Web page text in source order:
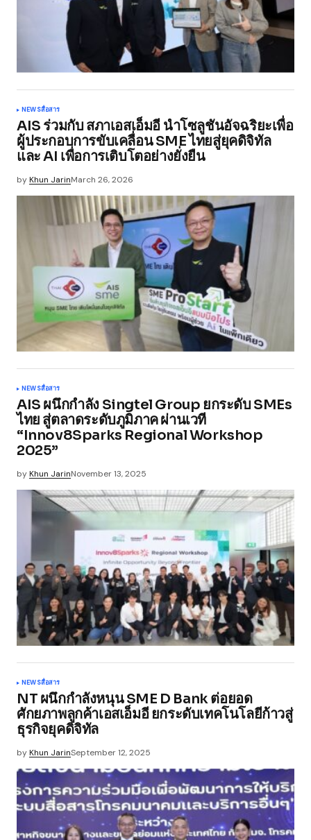
NEWSสื่อสาร
AIS ร่วมกับ สภาเอสเอ็มอี นำโซลูชันอัจฉริยะเพื่อ
ผู้ประกอบการขับเคลื่อน SME ไทยสู่ยุคดิจิทัล
และ AI เพื่อการเติบโตอย่างยั่งยืน
byKhun JarinMarch 26, 2026
NEWSสื่อสาร
AIS ผนึกกำลัง Singtel Group ยกระดับ SMEs
ไทย สู่ตลาดระดับภูมิภาค ผ่านเวที
“Innov8Sparks Regional Workshop
2025”
byKhun JarinNovember 13, 2025
NEWSสื่อสาร
NT ผนึกกำลังหนุน SME D Bank ต่อยอด
ศักยภาพลูกค้าเอสเอ็มอี ยกระดับเทคโนโลยีก้าวสู่
ธุรกิจยุคดิจิทัล
byKhun JarinSeptember 12, 2025